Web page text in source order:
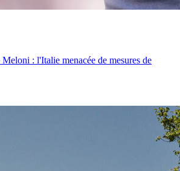
: l'Italie menacée de mesures de